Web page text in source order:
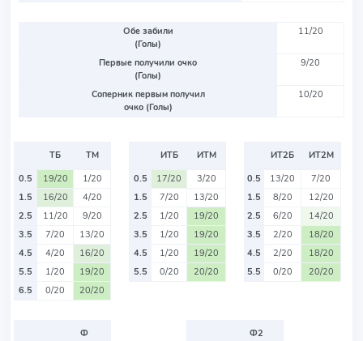
Обе забили
(Голы)
11/20
Первые получили очко
(Голы)
9/20
Соперник первым получил
очко (Голы)
10/20
ТБ
ТМ
0.5
19/20
1/20
1.5
16/20
4/20
2.5
11/20
9/20
3.5
7/20
13/20
4.5
4/20
16/20
5.5
1/20
19/20
6.5
0/20 20/20
ИТБ
ИТМ
0.5
17/20
3/20
1.5
7/20
13/20
2.5
1/20
19/20
3.5
1/20
19/20
4.5
1/20
19/20
5.5
0/20 20/20
ИТ2Б
ИТ2М
0.5
13/20
7/20
1.5
8/20
12/20
2.5
6/20
14/20
3.5
2/20
18/20
4.5
2/20
18/20
5.5
0/20 20/20
Ф
Ф2